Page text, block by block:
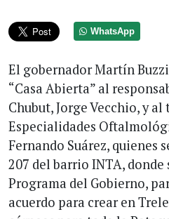
WhatsApp
El gobernador Martín
“Casa Abierta” al
Chubut, Jorge Vecchio, y
Especialidades
Fernando Suárez, quienes
207 del barrio INTA, donde
Programa del Gobierno,
acuerdo para crear en